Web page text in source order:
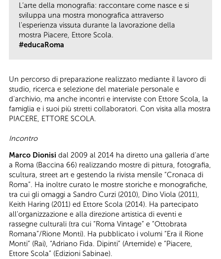
L’arte della monografia: raccontare come nasce e si
sviluppa una mostra monografica attraverso
l'esperienza vissuta durante la lavorazione della
mostra Piacere, Ettore Scola.
#educaRoma
Un percorso di preparazione realizzato mediante il lavoro di
studio, ricerca e selezione del materiale personale e
d'archivio, ma anche incontri e interviste con Ettore Scola, la
famiglia e i suoi più stretti collaboratori. Con visita alla mostra
PIACERE, ETTORE SCOLA.
Incontro
Marco Dionisi dal 2009 al 2014 ha diretto una galleria d'arte
a Roma (Baccina 66) realizzando mostre di pittura, fotografia,
scultura, street art e gestendo la rivista mensile “Cronaca di
Roma”. Ha inoltre curato le mostre storiche e monografiche,
tra cui gli omaggi a Sandro Curzi (2010), Dino Viola (2011),
Keith Haring (2011) ed Ettore Scola (2014). Ha partecipato
all'organizzazione e alla direzione artistica di eventi e
rassegne culturali (tra cui “Roma Vintage” e “Ottobrata
Romana”/Rione Monti). Ha pubblicato i volumi “Era il Rione
Monti” (Rai), “Adriano Fida. Dipinti” (Artemide) e “Piacere,
Ettore Scola” (Edizioni Sabinae).